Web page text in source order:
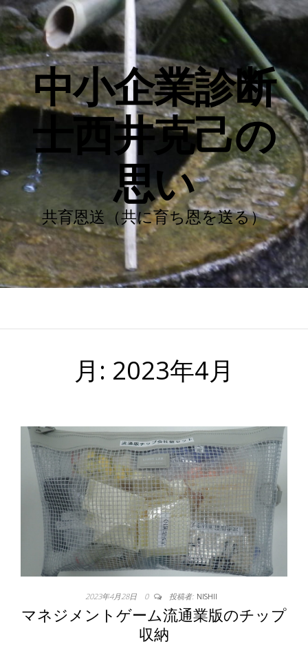
中小企業診断
士西井克己の
思い
共育恩送（共に育ち恩を送る）
月: 2023年4月
2023年4月28日 0 投稿者: NISHII
マネジメントゲーム流通業版のチップ
収納